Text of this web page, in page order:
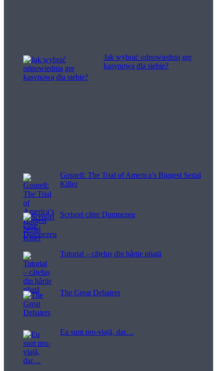
Jak wybrać odpowiednią grę
kasynową dla siebie?
Gosnell: The Trial of America’s Biggest Serial
Killer
Scrisori către Dumnezeu
Tutorial – cățeluș din hârtie pliată
The Great Debaters
Eu sunt pro-viață, dar…